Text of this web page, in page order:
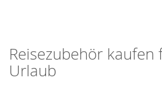
Reisezubehör kaufen
Urlaub